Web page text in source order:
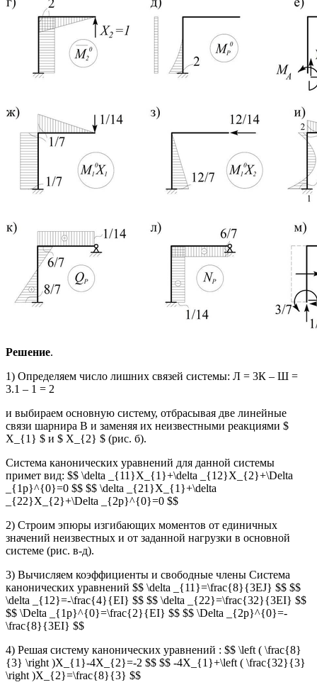
Решение.
1) Определяем число лишних связей системы: Л = 3К – Ш =
3.1 – 1 = 2
и выбираем основную систему, отбрасывая две линейные
связи шарнира В и заменяя их неизвестными реакциями $
X_{1} $ и $ X_{2} $ (рис. б).
Система канонических уравнений для данной системы
примет вид: $$ \delta _{11}X_{1}+\delta _{12}X_{2}+\Delta
_{1p}^{0}=0 $$ $$ \delta _{21}X_{1}+\delta
_{22}X_{2}+\Delta _{2p}^{0}=0 $$
2) Строим эпюры изгибающих моментов от единичных
значений неизвестных и от заданной нагрузки в основной
системе (рис. в-д).
3) Вычисляем коэффициенты и свободные члены Система
канонических уравнений $$ \delta _{11}=\frac{8}{3EJ} $$ $$
\delta _{12}=-\frac{4}{EI} $$ $$ \delta _{22}=\frac{32}{3EI} $$
$$ \Delta _{1p}^{0}=\frac{2}{EI} $$ $$ \Delta _{2p}^{0}=-
\frac{8}{3EI} $$
4) Решая систему канонических уравнений : $$ \left ( \frac{8}
{3} \right )X_{1}-4X_{2}=-2 $$ $$ -4X_{1}+\left ( \frac{32}{3}
\right )X_{2}=\frac{8}{3} $$